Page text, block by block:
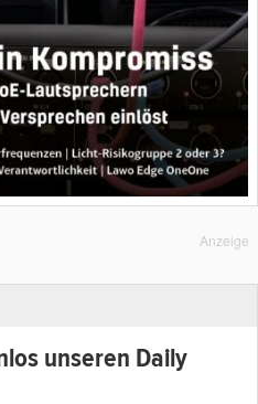
Anzeige
unseren Daily